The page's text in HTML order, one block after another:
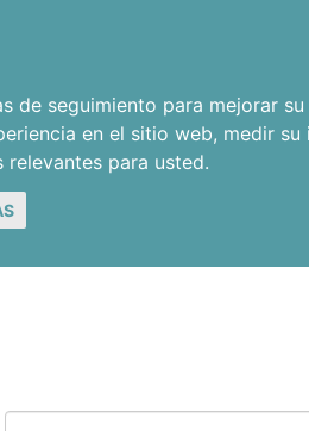
seguimiento para mejorar
en el sitio web, medir su
relevantes para usted.